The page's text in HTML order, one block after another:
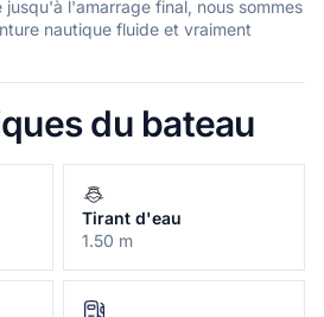
jusqu'à l'amarrage final, nous sommes
nautique fluide et vraiment
du bateau
Tirant d'eau
1.50 m